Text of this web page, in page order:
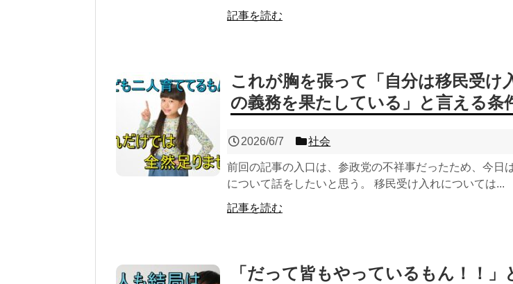
記事を読む
これが胸を張って「自分は移民受け
の義務を果たしている」と言える条
2026/6/7 社会
前回の記事の入口は、参政党の不祥事だったため、今日
について話をしたいと思う。 移民受け入れについては...
記事を読む
「だって皆もやっているもん！！」